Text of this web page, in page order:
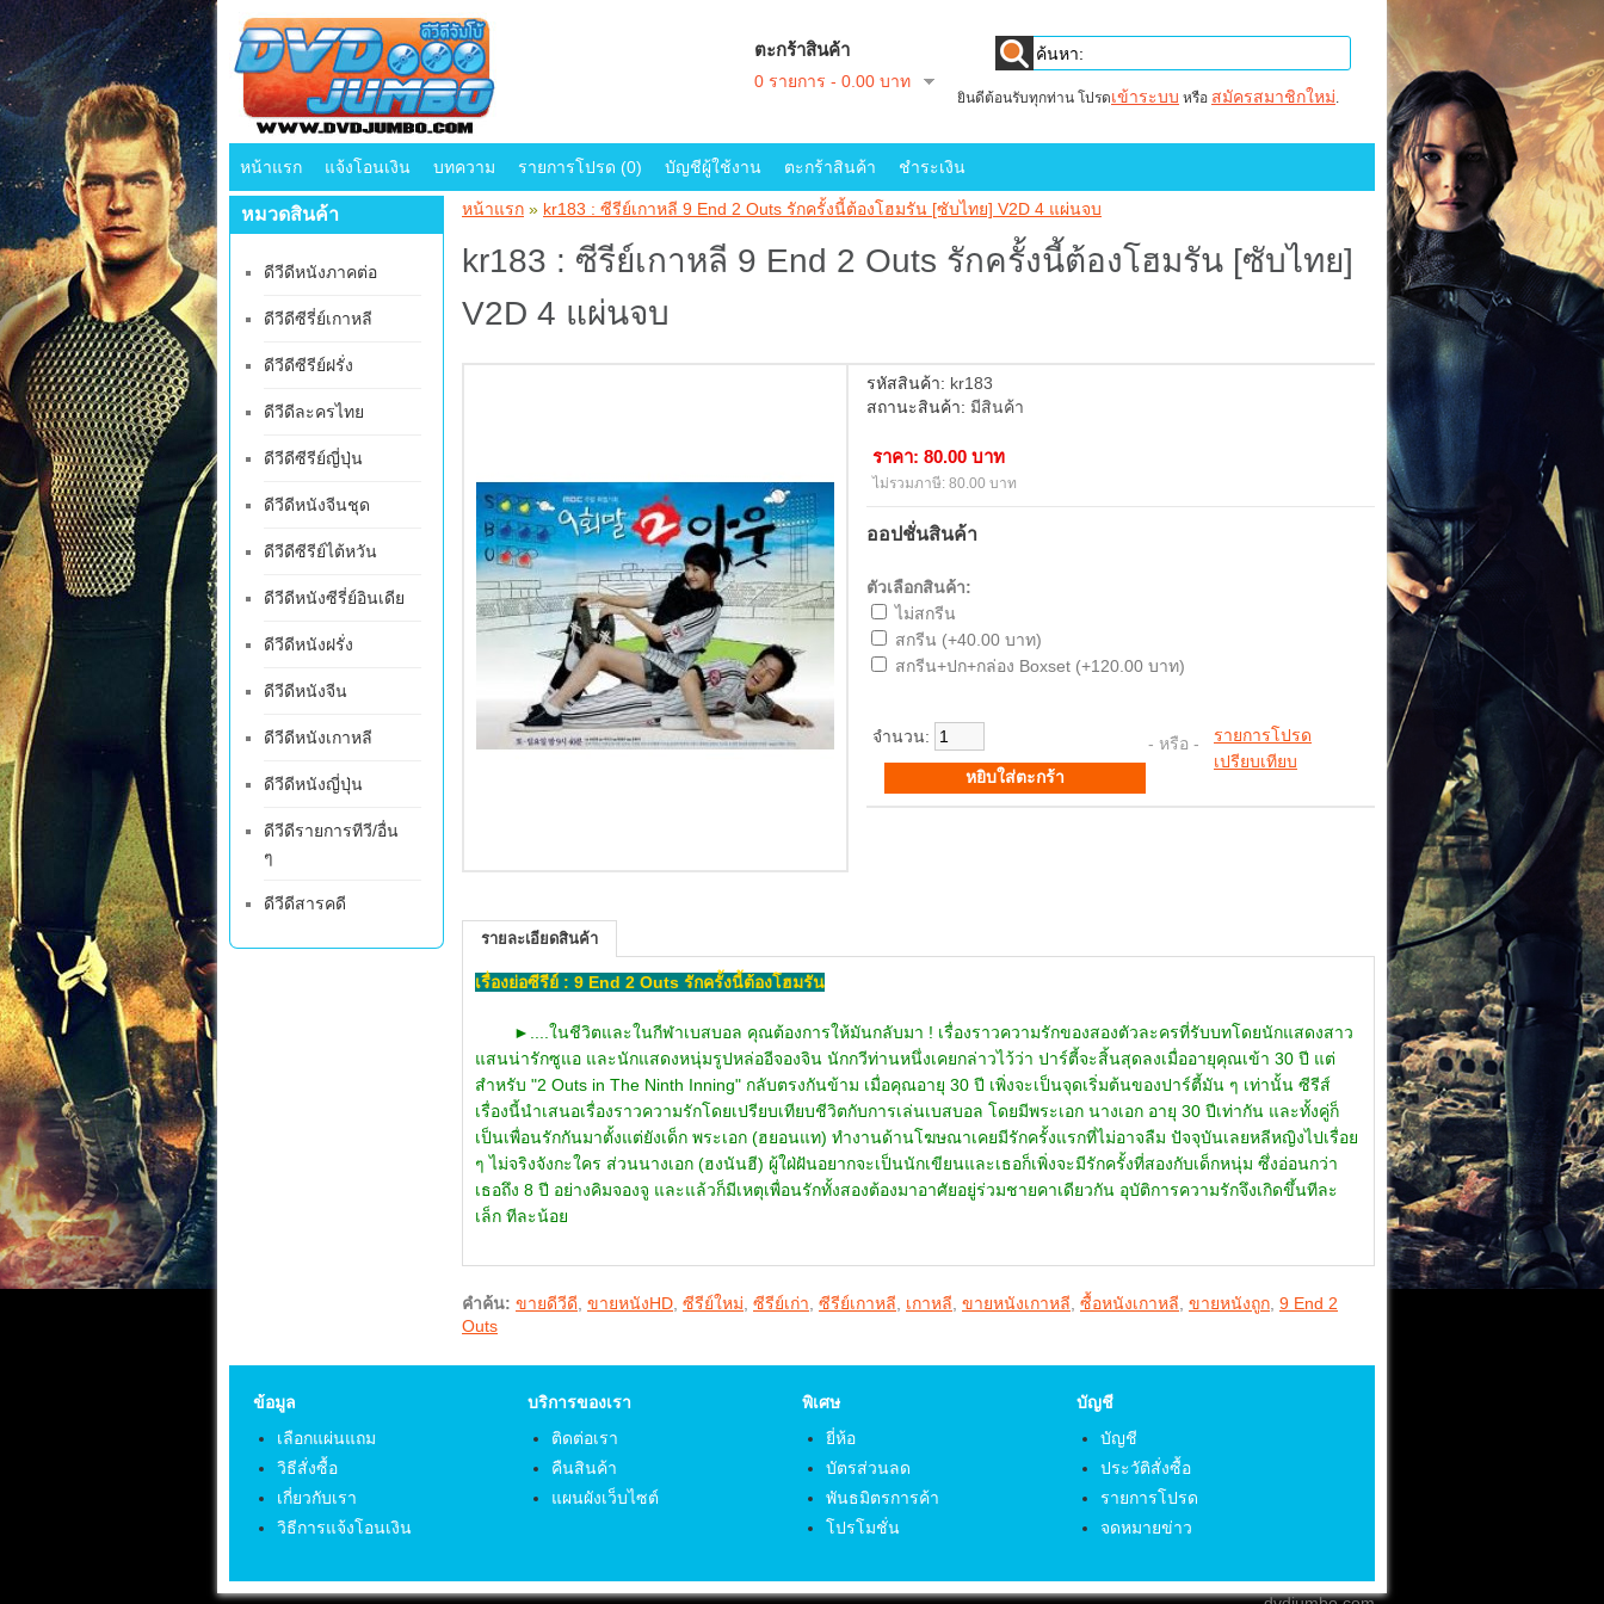
ตะกร้าสินค้า
0 รายการ - 0.00 บาท
ยินดีต้อนรับทุกท่าน โปรดเข้าระบบ หรือ สมัครสมาชิกใหม่.
หน้าแรก แจ้งโอนเงิน บทความ รายการโปรด (0) บัญชีผู้ใช้งาน ตะกร้าสินค้า ชำระเงิน
หมวดสินค้า
ดีวีดีหนังภาคต่อ
ดีวีดีซีรี่ย์เกาหลี
ดีวีดีซีรีย์ฝรั่ง
ดีวีดีละครไทย
ดีวีดีซีรีย์ญี่ปุ่น
ดีวีดีหนังจีนชุด
ดีวีดีซีรีย์ไต้หวัน
ดีวีดีหนังซีรี่ย์อินเดีย
ดีวีดีหนังฝรั่ง
ดีวีดีหนังจีน
ดีวีดีหนังเกาหลี
ดีวีดีหนังญี่ปุ่น
ดีวีดีรายการทีวี/อื่น
ๆ
ดีวีดีสารคดี
หน้าแรก » kr183 : ซีรีย์เกาหลี 9 End 2 Outs รักครั้งนี้ต้องโฮมรัน [ซับไทย] V2D 4 แผ่นจบ
kr183 : ซีรีย์เกาหลี 9 End 2 Outs รักครั้งนี้ต้องโฮมรัน [ซับไทย]
V2D 4 แผ่นจบ
รหัสสินค้า: kr183
สถานะสินค้า: มีสินค้า
ราคา: 80.00 บาท
ไม่รวมภาษี: 80.00 บาท
ออปชั่นสินค้า
ตัวเลือกสินค้า:
ไม่สกรีน
สกรีน (+40.00 บาท)
สกรีน+ปก+กล่อง Boxset (+120.00 บาท)
จำนวน: - หรือ - รายการโปรด
เปรียบเทียบ
รายละเอียดสินค้า
เรื่องย่อซีรีย์ : 9 End 2 Outs รักครั้งนี้ต้องโฮมรัน
►
....ในชีวิตและในกีฬาเบสบอล คุณต้องการให้มันกลับมา ! เรื่องราวความรักของสองตัวละครที่รับบทโดยนักแสดงสาว
แสนน่ารักซูแอ และนักแสดงหนุ่มรูปหล่ออีจองจิน นักกวีท่านหนึ่งเคยกล่าวไว้ว่า ปาร์ตี้จะสิ้นสุดลงเมื่ออายุคุณเข้า 30 ปี แต่
สำหรับ "2 Outs in The Ninth Inning" กลับตรงกันข้าม เมื่อคุณอายุ 30 ปี เพิ่งจะเป็นจุดเริ่มต้นของปาร์ตี้มัน ๆ เท่านั้น ซีรีส์
เรื่องนี้นำเสนอเรื่องราวความรักโดยเปรียบเทียบชีวิตกับการเล่นเบสบอล โดยมีพระเอก นางเอก อายุ 30 ปีเท่ากัน และทั้งคู่ก็
เป็นเพื่อนรักกันมาตั้งแต่ยังเด็ก พระเอก (ฮยอนแท) ทำงานด้านโฆษณาเคยมีรักครั้งแรกที่ไม่อาจลืม ปัจจุบันเลยหลีหญิงไปเรื่อย
ๆ ไม่จริงจังกะใคร ส่วนนางเอก (ฮงนันฮี) ผู้ใฝ่ฝันอยากจะเป็นนักเขียนและเธอก็เพิ่งจะมีรักครั้งที่สองกับเด็กหนุ่ม ซึ่งอ่อนกว่า
เธอถึง 8 ปี อย่างคิมจองจู และแล้วก็มีเหตุเพื่อนรักทั้งสองต้องมาอาศัยอยู่ร่วมชายคาเดียวกัน อุบัติการความรักจึงเกิดขึ้นทีละ
เล็ก ทีละน้อย
คำค้น: ขายดีวีดี ขายหนังHD ซีรีย์ใหม่ ซีรีย์เก่า ซีรีย์เกาหลี เกาหลี ขายหนังเกาหลี ซื้อหนังเกาหลี ขายหนังถูก 9 End 2
Outs
ข้อมูล
เลือกแผ่นแถม
วิธีสั่งซื้อ
เกี่ยวกับเรา
วิธีการแจ้งโอนเงิน
บริการของเรา
ติดต่อเรา
คืนสินค้า
แผนผังเว็บไซต์
พิเศษ
ยี่ห้อ
บัตรส่วนลด
พันธมิตรการค้า
โปรโมชั่น
บัญชี
บัญชี
ประวัติสั่งซื้อ
รายการโปรด
จดหมายข่าว